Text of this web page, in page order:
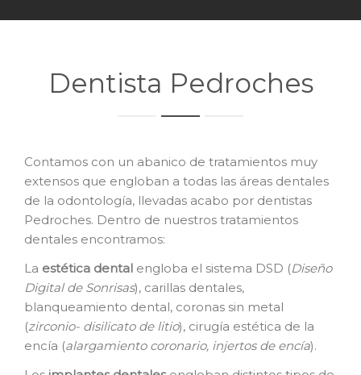
Dentista Pedroches
Contamos con un abanico de tratamientos muy
extensos que engloban a todas las áreas dentales
de la odontología, llevadas acabo por dentistas
Pedroches. Dentro de nuestros tratamientos
dentales encontramos:
La estética dental engloba el sistema DSD (Diseño
Digital de Sonrisas), carillas dentales,
blanqueamiento dental, coronas sin metal
(zirconio- disilicato de litio), cirugía estética de la
encía (alargamiento coronario, injertos de encía).